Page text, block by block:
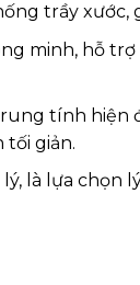
trầy
minh, hỗ
tính hiện
tối giản.
là lựa chọn